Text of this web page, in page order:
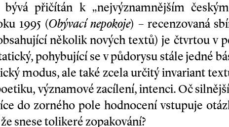
přičítán k „nejvýznamnějším
1995 (Obývací nepokoje) – recenzovaná
několik nových textů) je čtvrtou v
pohybující se v půdorysu stále jedné
modus, ale také zcela určitý invariant
významové zacílení, intenci. Oč
do zorného pole hodnocení vstupuje
snese tolikeré zopakování?